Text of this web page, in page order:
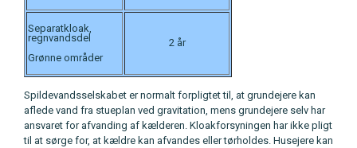
Separatkloak,
regnvandsdel
Grønne områder
2 år
Spildevandsselskabet er normalt forpligtet til, at grundejere kan
aflede vand fra stueplan ved gravitation, mens grundejere selv har
ansvaret for afvanding af kælderen. Kloakforsyningen har ikke pligt
til at sørge for, at kældre kan afvandes eller tørholdes. Husejere kan